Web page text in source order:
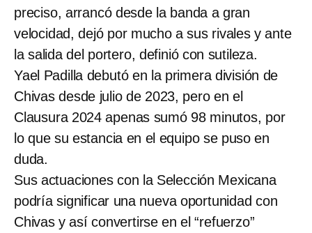
preciso, arrancó desde la banda a gran
velocidad, dejó por mucho a sus rivales y ante
la salida del portero, definió con sutileza.
Yael Padilla debutó en la primera división de
Chivas desde julio de 2023, pero en el
Clausura 2024 apenas sumó 98 minutos, por
lo que su estancia en el equipo se puso en
duda.
Sus actuaciones con la Selección Mexicana
podría significar una nueva oportunidad con
Chivas y así convertirse en el “refuerzo”